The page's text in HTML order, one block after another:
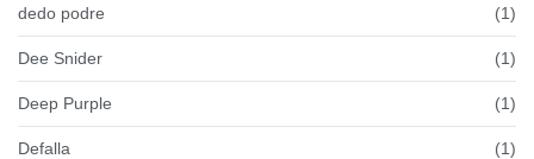
dedo podre (1)
Dee Snider (1)
Deep Purple (1)
Defalla (1)